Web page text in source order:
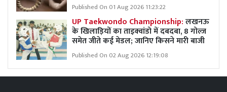
Published On 01 Aug 2026 11:23:22
UP Taekwondo Championship:लखनऊ
के खिलाड़ियों का ताइक्वांडो में दबदबा, 8 गोल्ज
समेत जीते कई मेडल; जानिए किसने मारी बाजी
Published On 02 Aug 2026 12:19:08